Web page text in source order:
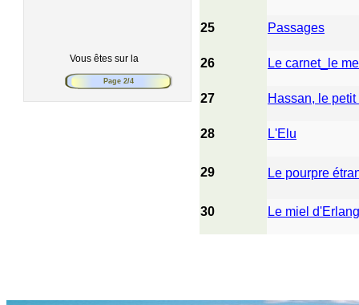
25 Passages
26 Le carnet_le
27 Hassan, le
28 L'Elu
29 Le pourpre
30 Le miel
Vous êtes sur la
Page 2/4